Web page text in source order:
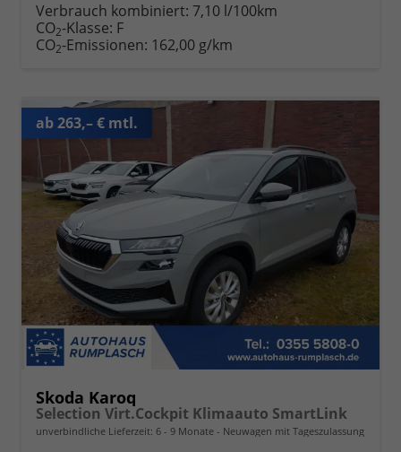
Verbrauch kombiniert: 7,10 l/100km
CO2-Klasse: F
CO2-Emissionen: 162,00 g/km
ab 263,– € mtl.
Skoda Karoq
Selection Virt.Cockpit Klimaauto SmartLink
unverbindliche Lieferzeit: 6 - 9 Monate Neuwagen mit Tageszulassung